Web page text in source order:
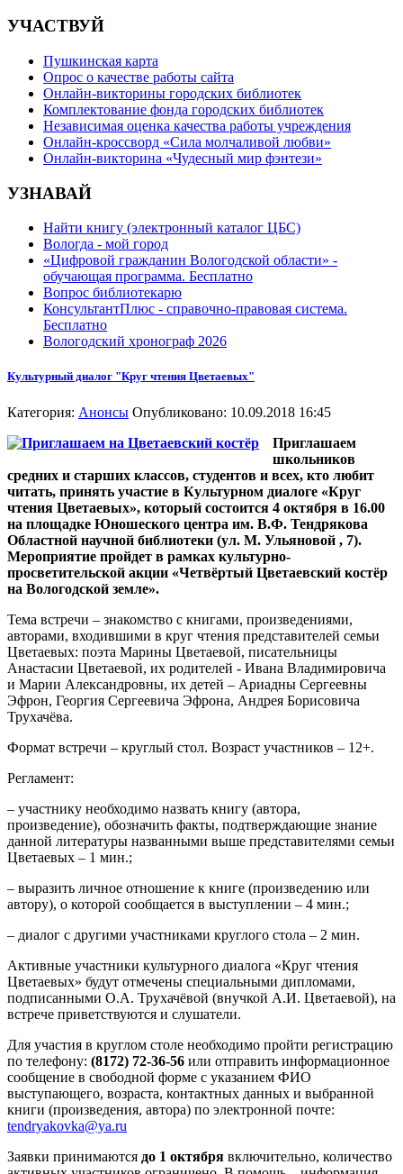
УЧАСТВУЙ
Пушкинская карта
Опрос о качестве работы сайта
Онлайн-викторины городских библиотек
Комплектование фонда городских библиотек
Независимая оценка качества работы учреждения
Онлайн-кроссворд «Сила молчаливой любви»
Онлайн-викторина «Чудесный мир фэнтези»
УЗНАВАЙ
Найти книгу (электронный каталог ЦБС)
Вологда - мой город
«Цифровой гражданин Вологодской области» -
обучающая программа. Бесплатно
Вопрос библиотекарю
КонсультантПлюс - справочно-правовая система.
Бесплатно
Вологодский хронограф 2026
Культурный диалог "Круг чтения Цветаевых"
Категория: Анонсы Опубликовано: 10.09.2018 16:45
Приглашаем
школьников
средних и старших классов, студентов и всех, кто любит
читать, принять участие в Культурном диалоге «Круг
чтения Цветаевых», который состоится 4 октября в 16.00
на площадке Юношеского центра им. В.Ф. Тендрякова
Областной научной библиотеки (ул. М. Ульяновой , 7).
Мероприятие пройдет в рамках культурно-
просветительской акции «Четвёртый Цветаевский костёр
на Вологодской земле».
Тема встречи – знакомство с книгами, произведениями,
авторами, входившими в круг чтения представителей семьи
Цветаевых: поэта Марины Цветаевой, писательницы
Анастасии Цветаевой, их родителей - Ивана Владимировича
и Марии Александровны, их детей – Ариадны Сергеевны
Эфрон, Георгия Сергеевича Эфрона, Андрея Борисовича
Трухачёва.
Формат встречи – круглый стол. Возраст участников – 12+.
Регламент:
– участнику необходимо назвать книгу (автора,
произведение), обозначить факты, подтверждающие знание
данной литературы названными выше представителями семьи
Цветаевых – 1 мин.;
– выразить личное отношение к книге (произведению или
автору), о которой сообщается в выступлении – 4 мин.;
– диалог с другими участниками круглого стола – 2 мин.
Активные участники культурного диалога «Круг чтения
Цветаевых» будут отмечены специальными дипломами,
подписанными О.А. Трухачёвой (внучкой А.И. Цветаевой), на
встрече приветствуются и слушатели.
Для участия в круглом столе необходимо пройти регистрацию
по телефону: (8172) 72-36-56 или отправить информационное
сообщение в свободной форме с указанием ФИО
выступающего, возраста, контактных данных и выбранной
книги (произведения, автора) по электронной почте:
tendryakovka@ya.ru
Заявки принимаются до 1 октября включительно, количество